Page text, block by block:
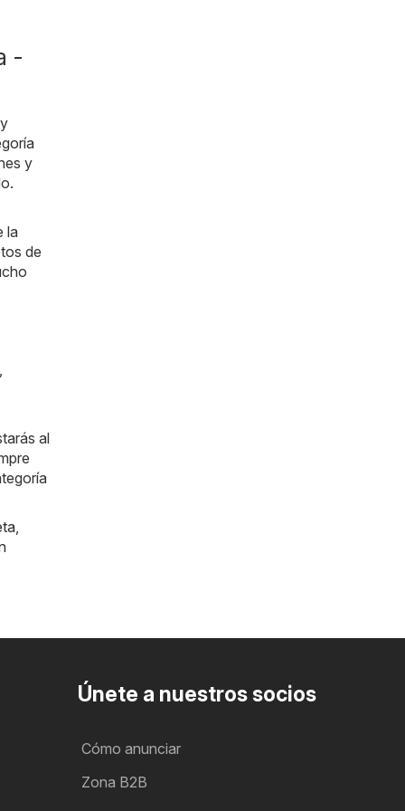
-
y
la
de
al
Únete a nuestros socios
Cómo anunciar
Zona B2B